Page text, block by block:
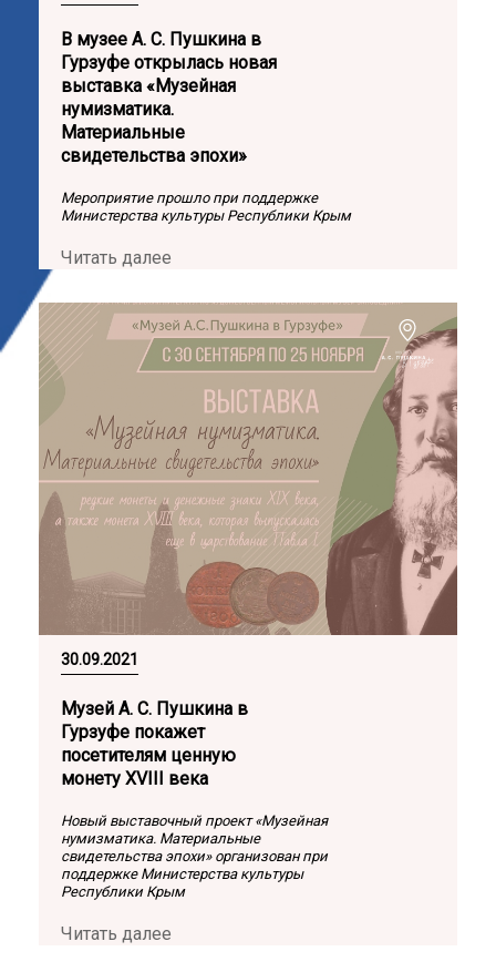
В музее А. С. Пушкина в
Гурзуфе открылась новая
выставка «Музейная
нумизматика.
Материальные
свидетельства эпохи»
Мероприятие прошло при поддержке
Министерства культуры Республики Крым
Читать далее
30.09.2021
Музей А. С. Пушкина в
Гурзуфе покажет
посетителям ценную
монету XVIII века
Новый выставочный проект «Музейная
нумизматика. Материальные
свидетельства эпохи» организован при
поддержке Министерства культуры
Республики Крым
Читать далее